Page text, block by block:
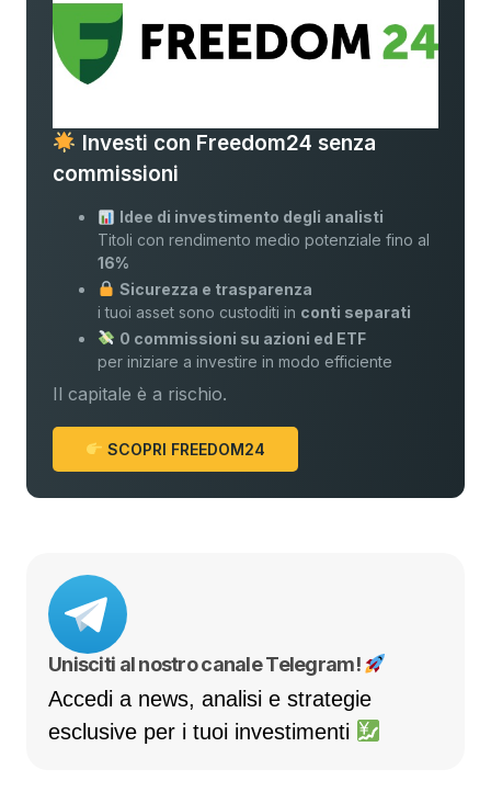
Investi con Freedom24 senza
commissioni
Idee di investimento degli analisti
Titoli con rendimento medio potenziale fino al
16%
Sicurezza e trasparenza
i tuoi asset sono custoditi in conti separati
0 commissioni su azioni ed ETF
per iniziare a investire in modo efficiente
Il capitale è a rischio.
SCOPRI FREEDOM24
Unisciti al nostro canale Telegram!
Accedi a news, analisi e strategie
esclusive per i tuoi investimenti